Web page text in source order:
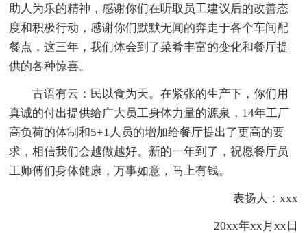
助人为乐的精神，感谢你们在听取员工建议后的改善态
度和积极行动，感谢你们默默无闻的奔走于各个车间配
餐点，这三年，我们体会到了菜肴丰富的变化和餐厅提
供的各种惊喜。
古语有云：民以食为天。在紧张的生产下，你们用
真诚的付出提供给广大员工身体力量的源泉，14年工厂
高负荷的体制和5+1人员的增加给餐厅提出了更高的要
求，相信我们会越做越好。新的一年到了，祝愿餐厅员
工师傅们身体健康，万事如意，马上有钱。
表扬人：xxx
20xx年xx月xx日